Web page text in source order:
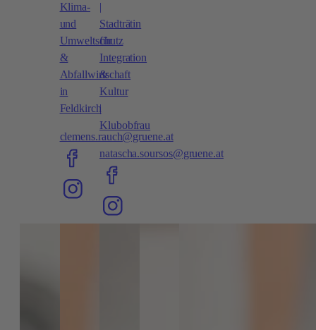
Klima-
und
Umweltschutz
&
Abfallwirtschaft
in
Feldkirch
clemens.rauch@gruene.at
|
Stadträtin
für
Integration
&
Kultur
|
Klubobfrau
natascha.soursos@gruene.at